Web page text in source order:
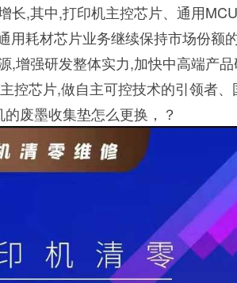
长,其中,打印机主控芯片、通用
用耗材芯片业务继续保持市场份额
,增强研发整体实力,加快中高端产
控芯片,做自主可控技术的引领者
废墨收集垫怎么更换，？